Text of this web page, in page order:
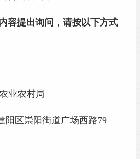
容提出询问，请按以下方式
市农业农村局
阳区崇阳街道广场西路79